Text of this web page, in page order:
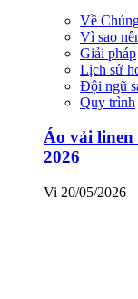
Về
Vì sao
Giải pháp
Lịch sử
Đội ngũ
Quy trình
Áo vải linen
2026
Vi 20/05/2026